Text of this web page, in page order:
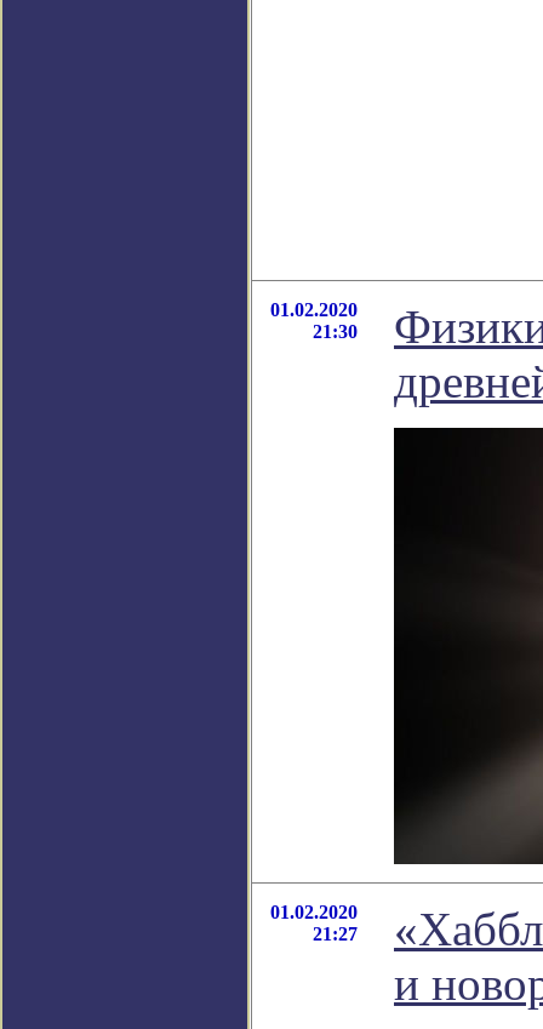
01.02.2020
21:30
01.02.2020
21:27
и